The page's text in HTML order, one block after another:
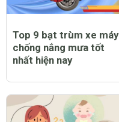
Top 9 bạt trùm xe máy
chống nắng mưa tốt
nhất hiện nay